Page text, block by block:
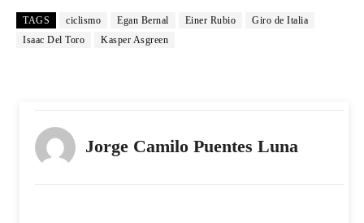
TAGS ciclismo Egan Bernal Einer Rubio
Giro de Italia
Isaac Del Toro
Kasper Asgreen
Jorge Camilo Puentes Luna